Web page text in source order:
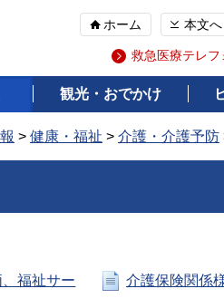
ホーム 本文へ
救急医療テレフ
観光・おでかけ
> 健康・福祉 > 介護・介護予防
福祉サー
介護保険関係